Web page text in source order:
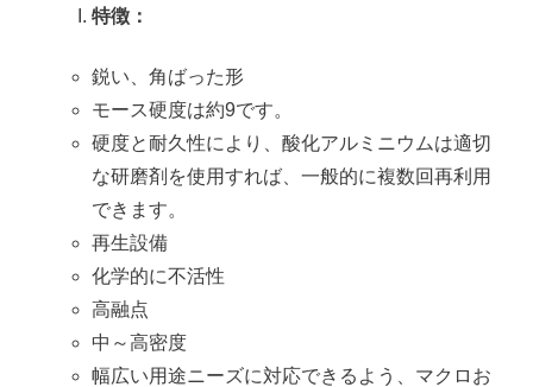
特徴：
鋭い、角ばった形
モース硬度は約9です。
硬度と耐久性により、酸化アルミニウムは適切
な研磨剤を使用すれば、一般的に複数回再利用
できます。
再生設備
化学的に不活性
高融点
中～高密度
幅広い用途ニーズに対応できるよう、マクロお